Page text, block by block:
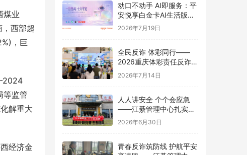
煤业
西部超
，巨
2024
等监管
解重大
经济金
动口不动手 AI即服务：平
安悦享白金卡AI生活版升
级用卡新体验
2026年7月19日
全民反诈 体彩同行——
2026重庆体彩责任反诈宣
传活动首站圆满举行
2026年7月14日
人人讲安全 个个会应急
——江綦管理中心扎实开
展2026年“安全生产月”系
列活动
2026年6月30日
青春反诈筑防线 护航平安